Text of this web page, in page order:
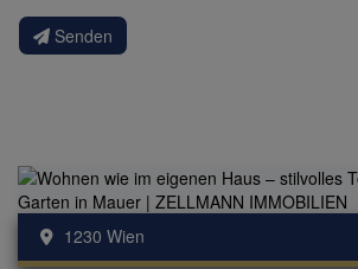
Senden
1230 Wien